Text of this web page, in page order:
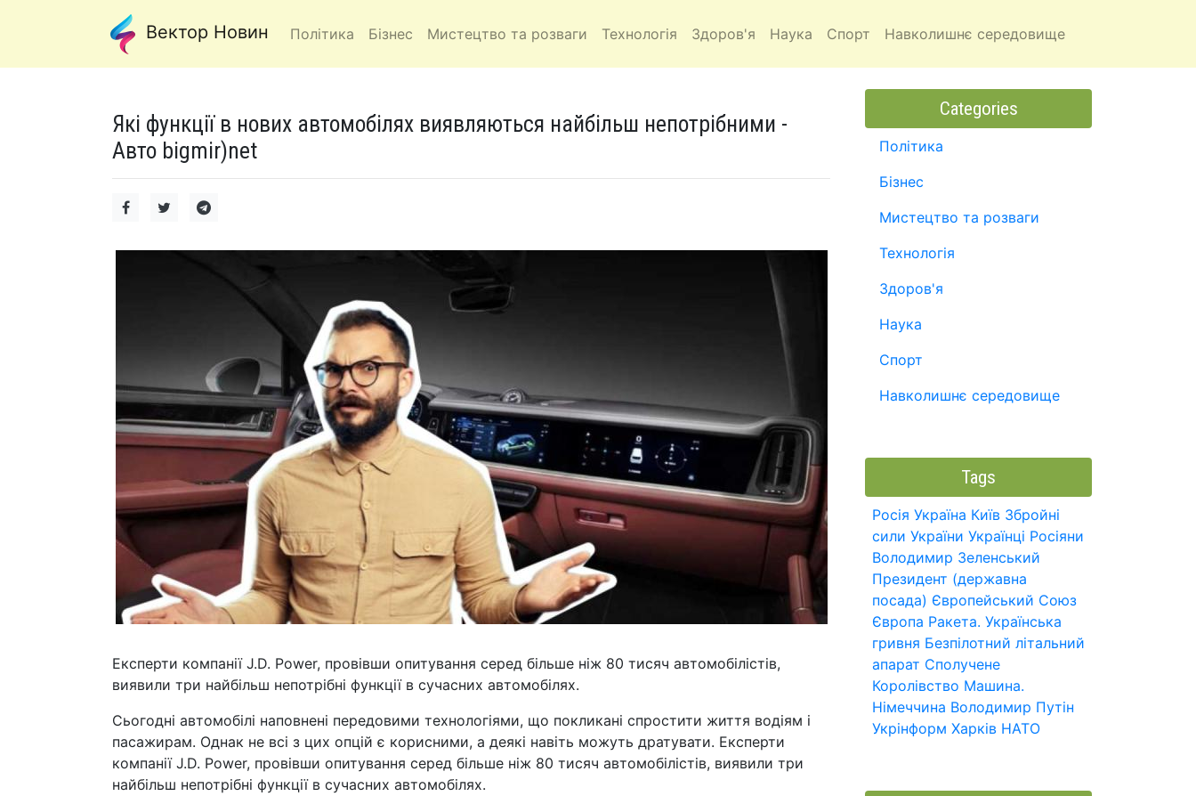
Вектор Новин Політика Бізнес Мистецтво та розваги Технологія Здоров'я Наука Спорт Навколишнє середовище
Які функції в нових автомобілях виявляються найбільш непотрібними -
Авто bigmir)net
Експерти компанії J.D. Power, провівши опитування серед більше ніж 80 тисяч автомобілістів,
виявили три найбільш непотрібні функції в сучасних автомобілях.
Сьогодні автомобілі наповнені передовими технологіями, що покликані спростити життя водіям і
пасажирам. Однак не всі з цих опцій є корисними, а деякі навіть можуть дратувати. Експерти
компанії J.D. Power, провівши опитування серед більше ніж 80 тисяч автомобілістів, виявили три
найбільш непотрібні функції в сучасних автомобілях.
Categories
Політика
Бізнес
Мистецтво та розваги
Технологія
Здоров'я
Наука
Спорт
Навколишнє середовище
Tags
Росія Україна Київ Збройні
сили України Українці Росіяни
Володимир Зеленський
Президент (державна
посада) Європейський Союз
Європа Ракета. Українська
гривня Безпілотний літальний
апарат Сполучене
Королівство Машина.
Німеччина Володимир Путін
Укрінформ Харків НАТО